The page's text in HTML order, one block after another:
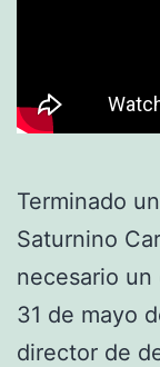
Terminado
Saturnino
necesario un
31 de mayo
director de